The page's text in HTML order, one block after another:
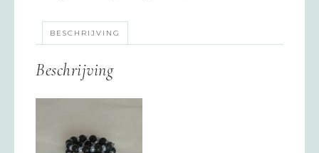
BESCHRIJVING
Beschrijving